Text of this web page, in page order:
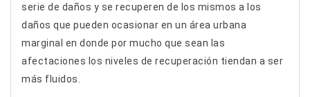
serie de daños y se recuperen de los mismos a los
daños que pueden ocasionar en un área urbana
marginal en donde por mucho que sean las
afectaciones los niveles de recuperación tiendan a ser
más fluidos.